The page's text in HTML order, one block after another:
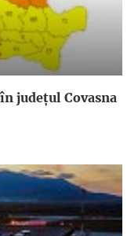
judeţul Covasna